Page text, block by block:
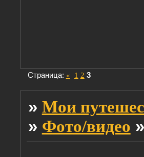
Страница: « 1 2 3
» Мои
» Фото/видео »